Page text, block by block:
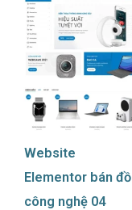
Website
Elementor bán đồ
công nghệ 04